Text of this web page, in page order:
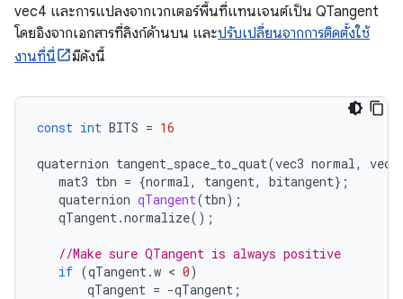
vec4 และการแปลงจากเวกเตอร์พื้นที่แทนเจนต์เป็น QTangent
โดยอิงจากเอกสารที่ลิงก์ด้านบน และปรับเปลี่ยนจากการติดตั้งใช้
งานที่นี่
มีดังนี้
const int BITS = 16
quaternion tangent_space_to_quat(vec3 normal ,
vec3
mat3 tbn = {normal , tangent, bitangent};
quaternion qTangent(tbn);
qTangent .normalize();
//Make sure QTangent is always positive
if (qTangent .w < 0)
qTangent = -qTangent ;